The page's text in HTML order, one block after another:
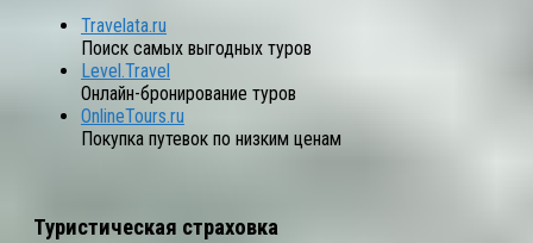
Travelata.ru
Поиск самых выгодных туров
Level.Travel
Онлайн-бронирование туров
OnlineTours.ru
Покупка путевок по низким ценам
Туристическая страховка